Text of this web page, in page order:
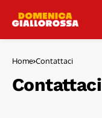
Home Contattaci
Contattaci